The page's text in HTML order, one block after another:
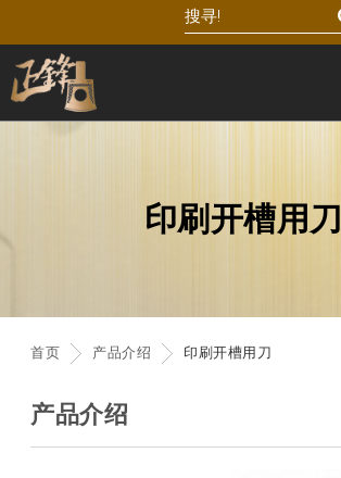
联络我们
印刷开槽用刀
首页 产品介绍 印刷开槽用刀
产品介绍